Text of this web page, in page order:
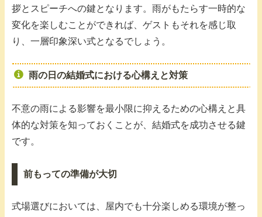
拶とスピーチへの鍵となります。雨がもたらす一時的な
変化を楽しむことができれば、ゲストもそれを感じ取
り、一層印象深い式となるでしょう。
雨の日の結婚式における心構えと対策
不意の雨による影響を最小限に抑えるための心構えと具
体的な対策を知っておくことが、結婚式を成功させる鍵
です。
前もっての準備が大切
式場選びにおいては、屋内でも十分楽しめる環境が整っ